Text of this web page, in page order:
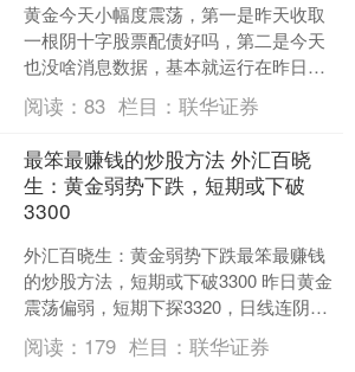
黄金今天小幅度震荡，第一是昨天收取
一根阴十字股票配债好吗，第二是今天
也没啥消息数据，基本就运行在昨日高
低点之间，波动区间目前也就20个美
元，昨天波动区间35美元....
阅读：83 栏目：联华证券
最笨最赚钱的炒股方法 外汇百晓
生：黄金弱势下跌，短期或下破
3300
外汇百晓生：黄金弱势下跌最笨最赚钱
的炒股方法，短期或下破3300 昨日黄金
震荡偏弱，短期下探3320，日线连阴下
跌，短期均线空头排列，价格或延续跌
势，思路上反弹....
阅读： 179 栏目：联华证券